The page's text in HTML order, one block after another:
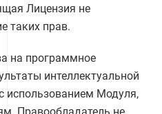
Лицензия не
таких прав.
на программное
интеллектуальной
использованием Модуля,